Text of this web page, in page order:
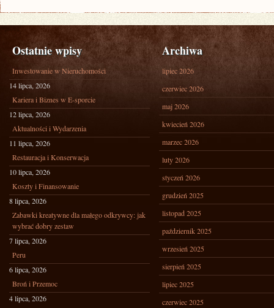
Ostatnie wpisy
Inwestowanie w Nieruchomości
14 lipca, 2026
Kariera i Biznes w E-sporcie
12 lipca, 2026
Aktualności i Wydarzenia
11 lipca, 2026
Restauracja i Konserwacja
10 lipca, 2026
Koszty i Finansowanie
8 lipca, 2026
Zabawki kreatywne dla małego odkrywcy: jak
wybrać dobry zestaw
7 lipca, 2026
Peru
6 lipca, 2026
Broń i Przemoc
4 lipca, 2026
Archiwa
lipiec 2026
czerwiec 2026
maj 2026
kwiecień 2026
marzec 2026
luty 2026
styczeń 2026
grudzień 2025
listopad 2025
październik 2025
wrzesień 2025
sierpień 2025
lipiec 2025
czerwiec 2025